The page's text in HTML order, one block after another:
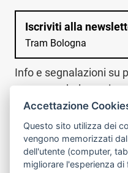
Iscriviti alla
Tram Bologna
Info e segnalazioni su
www.trambologna.it
trova infopoint sulla
Trova l'infopoint
più vicino
center
Accettazione
Questo sito utilizza dei
vengono memorizzati
dell'utente (computer,
migliorare l'esperienza